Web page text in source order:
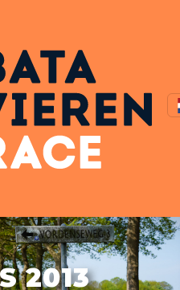
2013